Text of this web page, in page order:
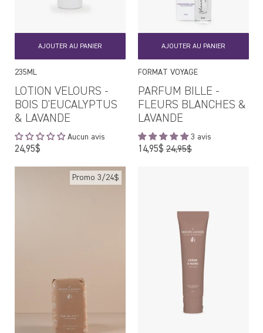
AJOUTER AU PANIER
235ML
LOTION VELOURS -
BOIS D'EUCALYPTUS
& LAVANDE
Aucun avis
24,95$Prix
AJOUTER AU PANIER
FORMAT VOYAGE
PARFUM BILLE -
FLEURS BLANCHES &
LAVANDE
3 avis
14,95$Prix
régulier
24,95$
Promo 3/24$